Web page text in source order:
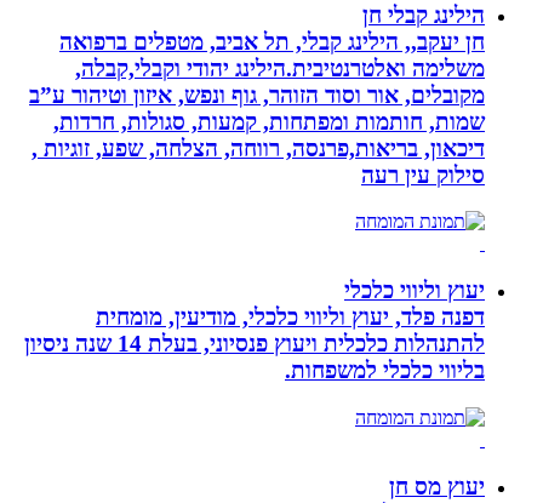
הילינג קבלי חן
חן יעקב,, הילינג קבלי, תל אביב, מטפלים ברפואה
משלימה ואלטרנטיבית.הילינג יהודי וקבלי,קבלה,
מקובלים, אור וסוד הזוהר, גוף ונפש, איזון וטיהור ע”ב
שמות, חותמות ומפתחות, קמעות, סגולות, חרדות,
דיכאון, בריאות,פרנסה, רווחה, הצלחה, שפע, זוגיות ,
סילוק עין רעה
יעוץ וליווי כלכלי
דפנה פלד, יעוץ וליווי כלכלי, מודיעין, מומחית
להתנהלות כלכלית ויעוץ פנסיוני, בעלת 14 שנה ניסיון
בליווי כלכלי למשפחות.
יעוץ מס חן